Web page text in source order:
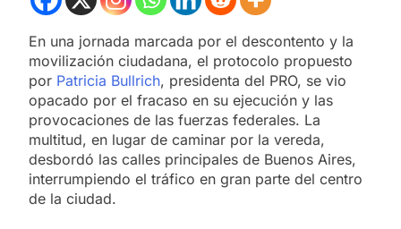
En una jornada marcada por el descontento y la
movilización ciudadana, el protocolo propuesto
por Patricia Bullrich, presidenta del PRO, se vio
opacado por el fracaso en su ejecución y las
provocaciones de las fuerzas federales. La
multitud, en lugar de caminar por la vereda,
desbordó las calles principales de Buenos Aires,
interrumpiendo el tráfico en gran parte del centro
de la ciudad.